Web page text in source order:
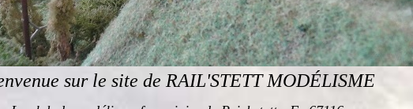
sur le site de RAIL'STETT MODÉLISME